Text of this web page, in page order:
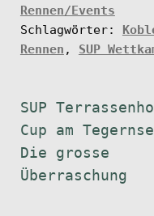
Rennen/Events
Schlagwörter:
Rennen , SUP
Vorheriger
Beitrag:
SUP
Cup am
Die grosse
Überraschung